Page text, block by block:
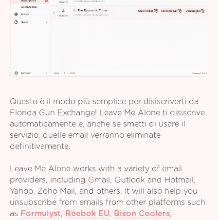
Questo è il modo più semplice per disiscriverti da
Florida Gun Exchange! Leave Me Alone ti disiscrive
automaticamente e, anche se smetti di usare il
servizio, quelle email verranno eliminate
definitivamente.
Leave Me Alone works with a variety of email
providers, including Gmail, Outlook and Hotmail,
Yahoo, Zoho Mail, and others. It will also help you
unsubscribe from emails from other platforms such
as Formulyst, Reebok EU, Bison Coolers,